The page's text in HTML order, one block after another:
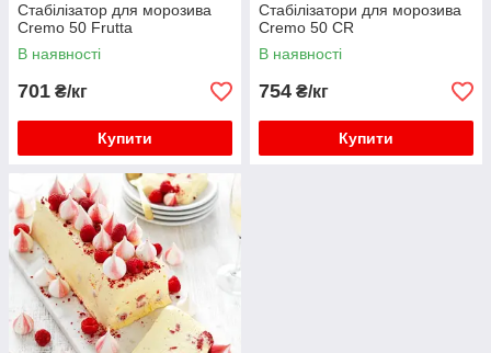
Стабілізатор для морозива
Cremo 50 Frutta
В наявності
701 ₴/кг
Купити
Стабілізатори для морозива
Cremo 50 CR
В наявності
754 ₴/кг
Купити